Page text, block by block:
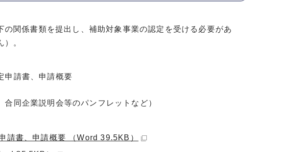
関係書類を提出し、補助対象事業の認定を受ける必要があ
。
申請書、申請概要
同企業説明会等のパンフレットなど）
請書、申請概要 （Word 39.5KB）